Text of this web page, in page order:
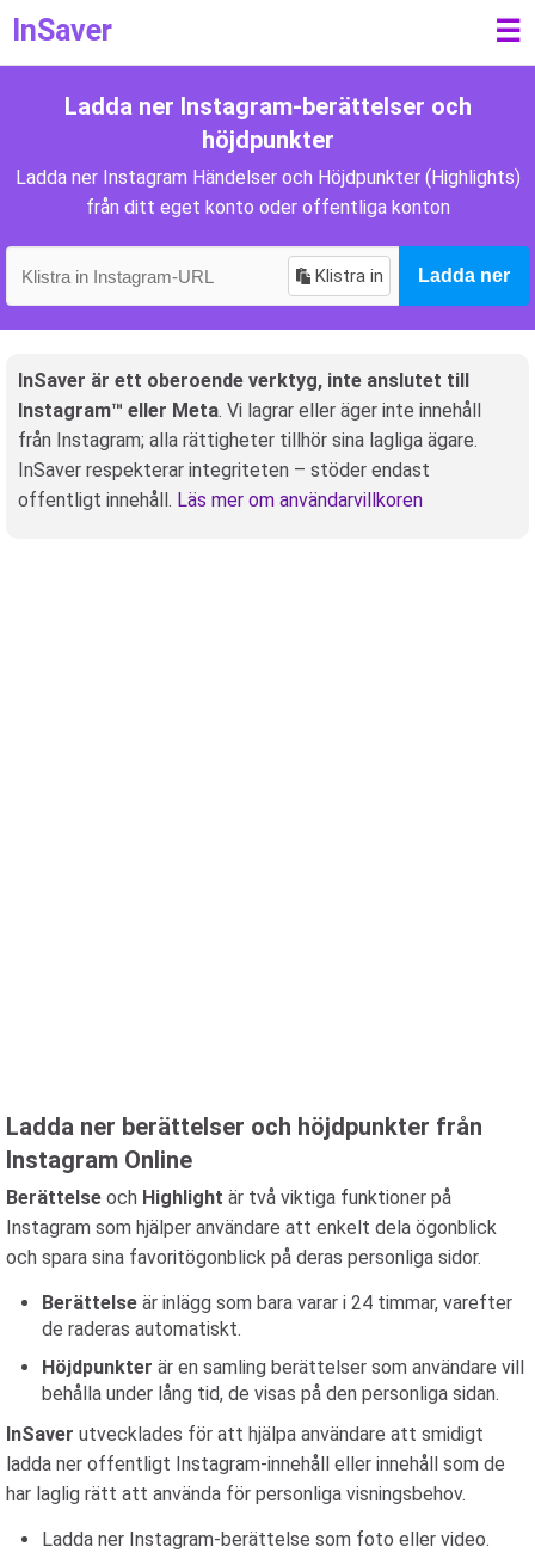
InSaver ☰
Ladda ner Instagram-berättelser och
höjdpunkter
Ladda ner Instagram Händelser och Höjdpunkter (Highlights)
från ditt eget konto oder offentliga konton
Klistra in Ladda ner
InSaver är ett oberoende verktyg, inte anslutet till
Instagram™ eller Meta. Vi lagrar eller äger inte innehåll
från Instagram; alla rättigheter tillhör sina lagliga ägare.
InSaver respekterar integriteten – stöder endast
offentligt innehåll. Läs mer om användarvillkoren
Ladda ner berättelser och höjdpunkter från
Instagram Online
Berättelse och Highlight är två viktiga funktioner på
Instagram som hjälper användare att enkelt dela ögonblick
och spara sina favoritögonblick på deras personliga sidor.
Berättelse är inlägg som bara varar i 24 timmar, varefter
de raderas automatiskt.
Höjdpunkter är en samling berättelser som användare vill
behålla under lång tid, de visas på den personliga sidan.
InSaver utvecklades för att hjälpa användare att smidigt
ladda ner offentligt Instagram-innehåll eller innehåll som de
har laglig rätt att använda för personliga visningsbehov.
Ladda ner Instagram-berättelse som foto eller video.